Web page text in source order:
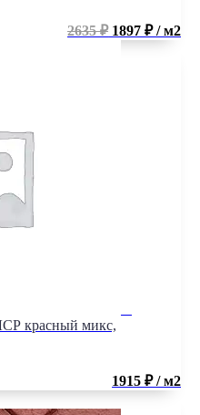
2635 ₽1897 ₽ / м2
красный микс,
1915 ₽ / м2